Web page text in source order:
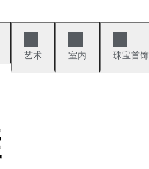
艺术
室内 珠宝首饰